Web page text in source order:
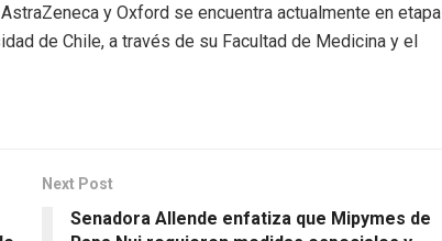
y Oxford se encuentra actualmente en etapa
de Chile, a través de su Facultad de Medicina y el
Next Post
Senadora Allende enfatiza que Mipymes de